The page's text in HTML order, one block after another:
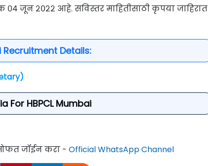
०४ जून २०२२ आहे. सविस्तर माहितीसाठी कृपया जाहिरात
Recruitment Details:
For HBPCL Mumbai
जॉईन करा - Official WhatsApp Channel